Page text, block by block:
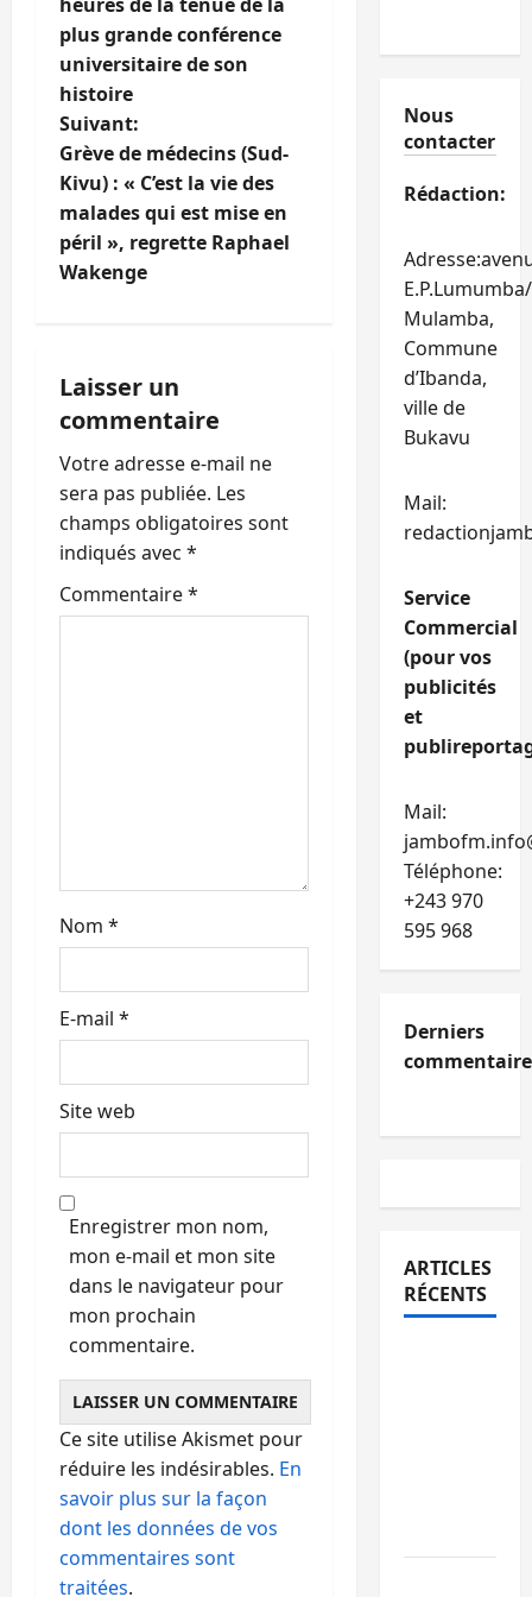
i
g
a
t
i
o
d
’
a
r
t
plus grande conférence
universitaire de son
histoire
Suivant:
Grève de médecins (Sud-
Kivu) : « C’est la vie des
malades qui est mise en
péril », regrette Raphael
Wakenge
Laisser un
commentaire
Votre adresse e-mail ne
sera pas publiée. Les
champs obligatoires sont
indiqués avec *
Commentaire*
Nom *
E-mail *
Site web
Enregistrer mon nom,
mon e-mail et mon site
dans le navigateur pour
mon prochain
commentaire.
Ce site utilise Akismet pour
réduire les indésirables. En
savoir plus sur la façon
dont les données de vos
commentaires sont
traitées.
Nous
contacter
Rédaction:
Mulamba,
Commune
d’Ibanda,
ville de
Bukavu
Mail:
Service
Commercial
(pour vos
publicités
et
Mail:
Téléphone:
+243 970
595 968
Derniers
ARTICLES
RÉCENTS